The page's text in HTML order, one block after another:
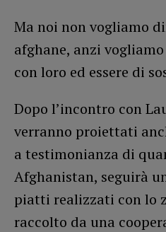
Ma noi non vogliamo
afghane, anzi
con loro ed essere di
Dopo l’incontro con
verranno proiettati
a testimonianza di
Afghanistan, seguirà
piatti realizzati con lo
raccolto da una